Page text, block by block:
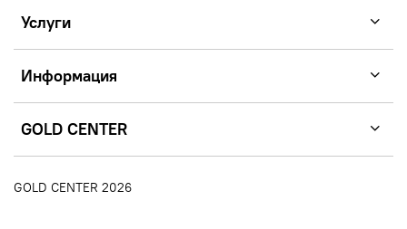
Услуги
Информация
GOLD CENTER
GOLD CENTER 2026